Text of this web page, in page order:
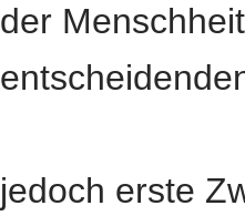
der
jedoch erste